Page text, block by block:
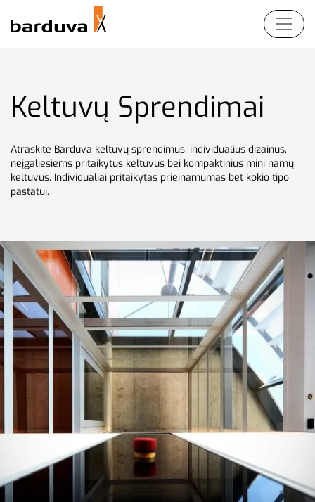
Produktai
RB150
EMB100
MB400
keltuvai
Apie platforminius
AB300
RB150
GRB60
AGB140
AGB145
Apie Krovininius
Keltuvus
Keltuvų Sprendimai
Keltuvų
neįgaliesiems
sprendimai
Kompaktiški mini
keltuvai namams
Kompanija
Kontaktai
EN LT DE FR Prisijungti
Keltuvų Sprendimai
Atraskite Barduva keltuvų sprendimus: individualius dizainus,
neįgaliesiems pritaikytus keltuvus bei kompaktinius mini namų
keltuvus. Individualiai pritaikytas prieinamumas bet kokio tipo
pastatui.